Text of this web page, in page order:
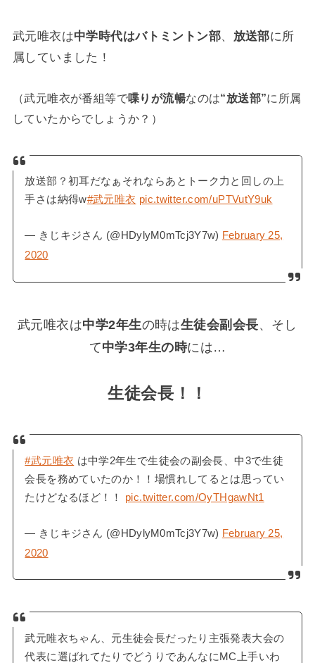
武元唯衣は中学時代はバトミントン部、 放送部に所
属していました！
（武元唯衣が番組等で喋りが流暢なのは“放送部”に所属
していたからでしょうか？）
放送部？初耳だなぁそれならあとトーク力と回しの上
手さは納得w#武元唯衣 pic.twitter.com/uPTVutY9uk
— きじキジさん (@HDylyM0mTcj3Y7w) February 25,
2020
武元唯衣は中学2年生の時は生徒会副会長、そし
て中学3年生の時には…
生徒会長！！
#武元唯衣 は中学2年生で生徒会の副会長、中3で生徒
会長を務めていたのか！！場慣れしてるとは思ってい
たけどなるほど！！ pic.twitter.com/OyTHgawNt1
— きじキジさん (@HDylyM0mTcj3Y7w) February 25,
2020
武元唯衣ちゃん、元生徒会長だったり主張発表大会の
代表に選ばれてたりでどうりであんなにMC上手いわ